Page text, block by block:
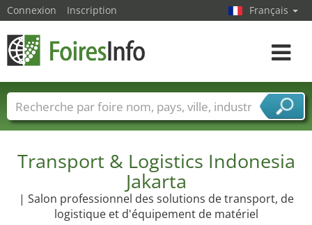
Transport & Logistics Indonesia
Jakarta
| Salon professionnel des solutions de transport, de
logistique et d'équipement de matériel
Connexion Inscription Français
Toggle
Foire noms Pays Villes
Secteurs de foire